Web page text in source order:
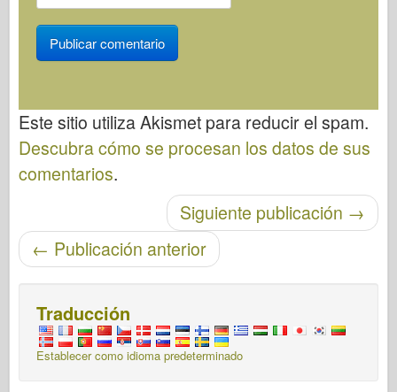
Este sitio utiliza Akismet para reducir el spam.
Descubra cómo se procesan los datos de sus
comentarios.
Siguiente publicación →
← Publicación anterior
Traducción
Establecer como idioma predeterminado